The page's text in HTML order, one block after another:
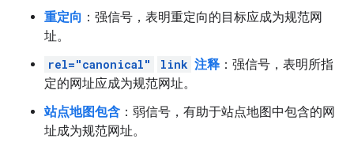
重定向 ：强信号，表明重定向的目标应成为规范网
址。
rel="canonical"
link 注释 ：强信号，表明所指
定的网址应成为规范网址。
站点地图包含 ：弱信号，有助于站点地图中包含的网
址成为规范网址。